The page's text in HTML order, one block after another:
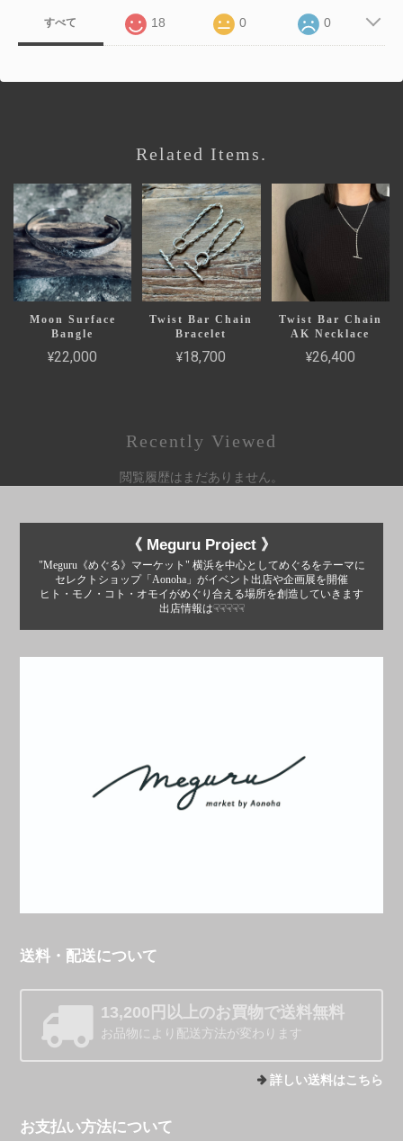
すべて 18 0 0
Related Items.
Moon Surface
Bangle
¥22,000
Twist Bar Chain
Bracelet
¥18,700
Twist Bar Chain
AK Necklace
¥26,400
Recently Viewed
閲覧履歴はまだありません。
《 Meguru Project 》
"Meguru《めぐる》マーケット" 横浜を中心としてめぐるをテーマに
セレクトショップ「Aonoha」がイベント出店や企画展を開催
ヒト・モノ・コト・オモイがめぐり合える場所を創造していきます
出店情報は☟☟☟☟☟
送料・配送について
13,200円以上のお買物で送料無料
お品物により配送方法が変わります
詳しい送料はこちら
お支払い方法について